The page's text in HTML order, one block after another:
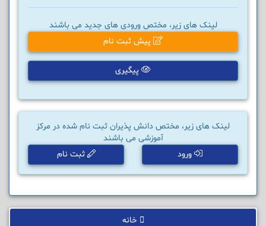
لینک های زیر، مختص ورودی های جدید می باشند
پیش ثبت نام
پیگیری
لینک های زیر، مختص دانش پذیران ثبت نام شده در مرکز
آموزشی می باشند
ورود
ثبت نام
خانه